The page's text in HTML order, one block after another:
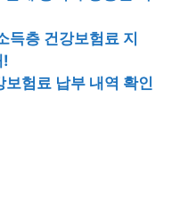
득층 건강보험료 지
!
험료 납부 내역 확인